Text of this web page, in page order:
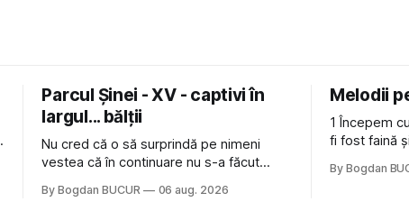
Parcul Șinei - XV - captivi în
largul... bălții
Nu cred că o să surprindă pe nimeni
vestea că în continuare nu s-a făcut
afară de faptul că potăile apărute acolo
By Bogdan BUCUR 06 aug. 2026
Melodii
1 Începem
fi fost faină
Castles, o
By Bogdan